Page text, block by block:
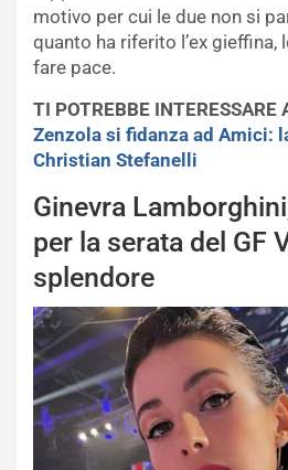
motivo per cui le due non si
quanto ha riferito l’ex gieffina,
fare pace.
TI POTREBBE INTERESSARE
Zenzola si fidanza ad Amici:
Christian Stefanelli
Ginevra
per la serata del GF
splendore